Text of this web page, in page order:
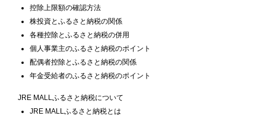
控除上限額の確認方法
株投資とふるさと納税の関係
各種控除とふるさと納税の併用
個人事業主のふるさと納税のポイント
配偶者控除とふるさと納税の関係
年金受給者のふるさと納税のポイント
JRE MALLふるさと納税について
JRE MALLふるさと納税とは